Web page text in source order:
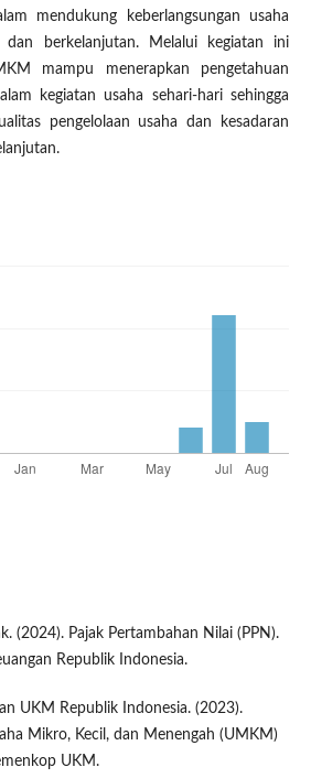
mendukung keberlangsungan usaha
berkelanjutan. Melalui kegiatan ini
mampu menerapkan pengetahuan
kegiatan usaha sehari-hari sehingga
pengelolaan usaha dan kesadaran
(2024). Pajak Pertambahan Nilai (PPN).
Republik Indonesia.
UKM Republik Indonesia. (2023).
Mikro, Kecil, dan Menengah (UMKM)
UKM.